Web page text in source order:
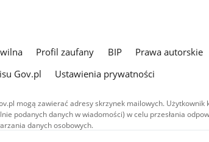
Profil zaufany BIP Prawa autorskie
Gov.pl
Ustawienia prywatności
mogą zawierać adresy skrzynek mailowych.
podanych danych w wiadomości) w celu przesłania
danych osobowych.